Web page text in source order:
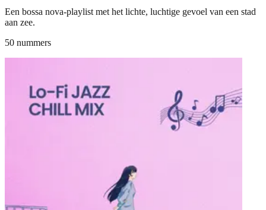
Een bossa nova-playlist met het lichte, luchtige gevoel van een stad
aan zee.
50 nummers